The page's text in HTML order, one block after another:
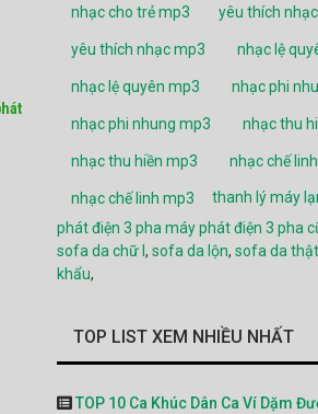
nhạc cho trẻ mp3 yêu thích nhạc
yêu thích nhạc mp3 nhạc lệ
nhạc lệ quyên mp3 nhạc phi
nhạc phi nhung mp3 nhạc thu
nhạc thu hiền mp3 nhạc chế linh
nhạc chế linh mp3 thanh lý máy
phát điện 3 pha máy phát điện 3 pha
sofa da chữ l , sofa da lộn, sofa da thật
khẩu,
TOP LIST XEM NHIỀU NHẤT
TOP 10 Ca Khúc Dân Ca Ví Dặm